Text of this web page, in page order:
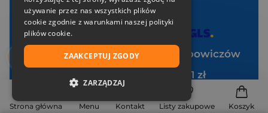
Strona główna Menu Kontakt Listy zakupowe Koszyk
Twoje korzyści:
Darmowa dostawa od 99 zł z
Specjalne zniżki tylko dla klubowiczów
Pakiet zakładek Art Ladies za 1 zł
używanie przez nas wszystkich plików
cookie zgodnie z warunkami naszej polityki
plików cookie.
ZAAKCEPTUJ ZGODY
ZARZĄDZAJ
NIEZBĘDNE